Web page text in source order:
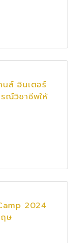
นส์ อินเตอร์
ณ์วิชาชีพให้
2024
ษ